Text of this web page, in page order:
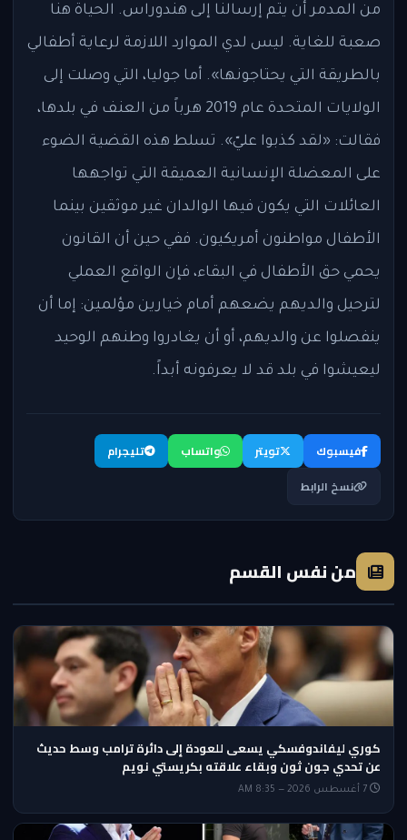
من المدمر أن يتم إرسالنا إلى هندوراس. الحياة هنا
صعبة للغاية. ليس لدي الموارد اللازمة لرعاية أطفالي
بالطريقة التي يحتاجونها». أما جوليا، التي وصلت إلى
الولايات المتحدة عام 2019 هرباً من العنف في بلدها،
فقالت: «لقد كذبوا عليّ». تسلط هذه القضية الضوء
على المعضلة الإنسانية العميقة التي تواجهها
العائلات التي يكون فيها الوالدان غير موثقين بينما
الأطفال مواطنون أمريكيون. ففي حين أن القانون
يحمي حق الأطفال في البقاء، فإن الواقع العملي
لترحيل والديهم يضعهم أمام خيارين مؤلمين: إما أن
ينفصلوا عن والديهم، أو أن يغادروا وطنهم الوحيد
ليعيشوا في بلد قد لا يعرفونه أبداً.
فيسبوك تويتر واتساب
تليجرام
نسخ الرابط
من نفس القسم
كوري ليفاندوفسكي يسعى للعودة إلى دائرة ترامب وسط حديث
عن تحدي جون ثون وبقاء علاقته بكريستي نويم